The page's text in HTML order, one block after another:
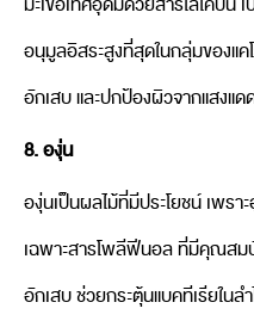
อนุมูลอิสระสูงที่สุดในกลุ่มของแ
อักเสบ และปกป้องผิวจากแสงแด
8. องุ่น
องุ่นเป็นผลไม้ที่มีประโยชน์ เพร
เฉพาะสารโพลีฟีนอล ที่มีคุณสม
อักเสบ ช่วยกระตุ้นแบคทีเรียในล